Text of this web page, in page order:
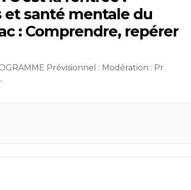
santé mentale du
: Comprendre, repérer
Prévisionnel : Modération : Pr